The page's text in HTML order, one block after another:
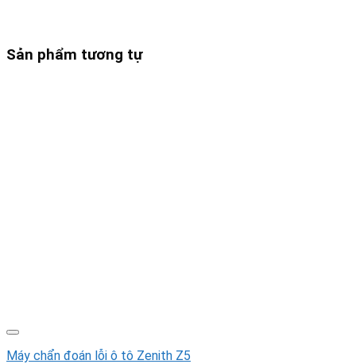
Sản phẩm tương tự
Máy chẩn đoán lỗi ô tô Zenith Z5